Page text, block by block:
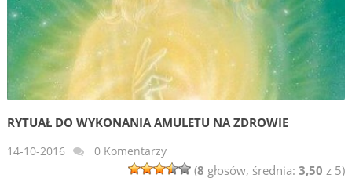
RYTUAŁ DO WYKONANIA AMULETU NA ZDROWIE
14-10-2016 0 Komentarzy
(8 głosów, średnia: 3,50 z 5)